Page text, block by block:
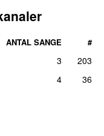
ANTAL SANGE #
3
203
4 36